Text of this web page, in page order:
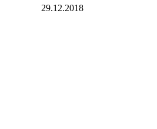
29.12.2018